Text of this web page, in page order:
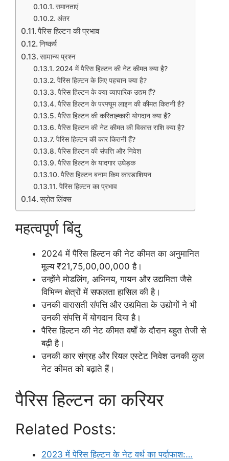
समानताएं
अंतर
पैरिस हिल्टन की प्रभाव
निष्कर्ष
सामान्य प्रश्न
2024 में पैरिस हिल्टन की नेट कीमत क्या है?
पैरिस हिल्टन के लिए पहचान क्या है?
पैरिस हिल्टन के क्या व्यापारिक उद्यम हैं?
पैरिस हिल्टन के परफ्यूम लाइन की कीमत कितनी है?
पैरिस हिल्टन की करिताह्कारी योगदान क्या हैं?
पैरिस हिल्टन की नेट कीमत की विकास राशि क्या है?
पैरिस हिल्टन की कार कितनी हैं?
पैरिस हिल्टन की संपत्ति और निवेश
पैरिस हिल्टन के यादगार उधेड़क
पैरिस हिल्टन बनाम किम कारडाशियन
पैरिस हिल्टन का प्रभाव
स्रोत लिंक्स
महत्वपूर्ण बिंदु
2024 में पैरिस हिल्टन की नेट कीमत का अनुमानित
मूल्य ₹21,75,00,00,000 है।
उन्होंने मोडलिंग, अभिनय, गायन और उद्यमिता जैसे
विभिन्न क्षेत्रों में सफलता हासिल की है।
उनकी वारासती संपत्ति और उद्यमिता के उद्योगों ने भी
उनकी संपत्ति में योगदान दिया है।
पैरिस हिल्टन की नेट कीमत वर्षों के दौरान बहुत तेजी से
बढ़ी है।
उनकी कार संग्रह और रियल एस्टेट निवेश उनकी कुल
नेट कीमत को बढ़ाते हैं।
पैरिस हिल्टन का करियर
Related Posts:
2023 में पेरिस हिल्टन के नेट वर्थ का पर्दाफाश:…